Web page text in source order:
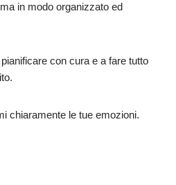
in modo organizzato ed
con cura e a fare tutto
chiaramente le tue emozioni.